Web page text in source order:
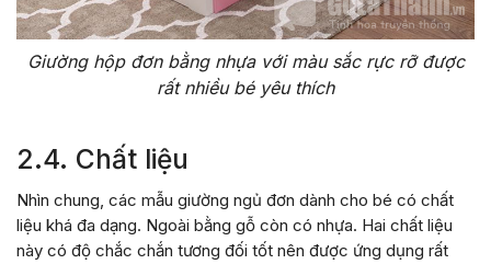
Giường hộp đơn bằng nhựa với màu sắc rực rỡ được
rất nhiều bé yêu thích
2.4. Chất liệu
Nhìn chung, các mẫu giường ngủ đơn dành cho bé có chất
liệu khá đa dạng. Ngoài bằng gỗ còn có nhựa. Hai chất liệu
này có độ chắc chắn tương đối tốt nên được ứng dụng rất